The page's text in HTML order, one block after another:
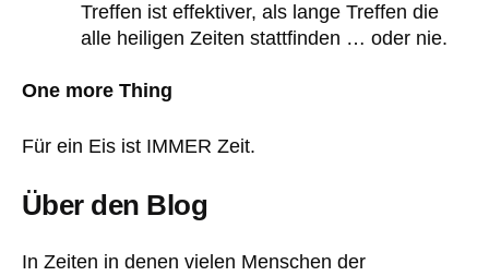
Treffen ist effektiver, als lange Treffen die
alle heiligen Zeiten stattfinden … oder nie.
One more Thing
Für ein Eis ist IMMER Zeit.
Über den Blog
In Zeiten in denen vielen Menschen der